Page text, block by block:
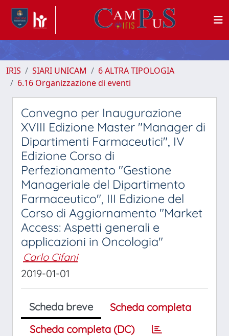
IRIS SIARI UNICAM
6 ALTRA TIPOLOGIA
6.16 Organizzazione di eventi
Convegno per Inaugurazione
XVIII Edizione Master "Manager di
Dipartimenti Farmaceutici", IV
Edizione Corso di
Perfezionamento "Gestione
Manageriale del Dipartimento
Farmaceutico", III Edizione del
Corso di Aggiornamento "Market
Access: Aspetti generali e
applicazioni in Oncologia"
Carlo Cifani
2019-01-01
Scheda breve
Scheda completa
Scheda completa (DC)